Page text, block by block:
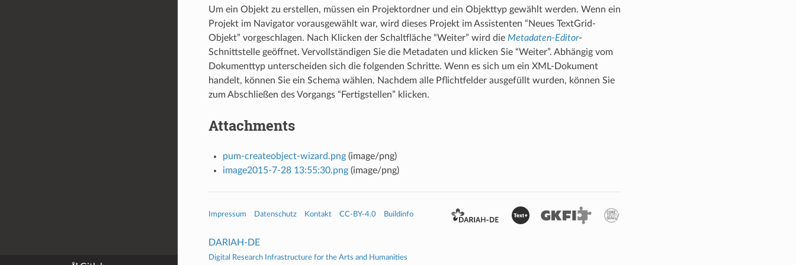
Um ein Objekt zu erstellen, müssen ein Projektordner und ein Objekttyp gewählt werden. Wenn ein
Projekt im Navigator vorausgewählt war, wird dieses Projekt im Assistenten “Neues TextGrid-
Objekt” vorgeschlagen. Nach Klicken der Schaltfläche “Weiter” wird die Metadaten-Editor-
Schnittstelle geöffnet. Vervollständigen Sie die Metadaten und klicken Sie “Weiter”. Abhängig vom
Dokumenttyp unterscheiden sich die folgenden Schritte. Wenn es sich um ein XML-Dokument
handelt, können Sie ein Schema wählen. Nachdem alle Pflichtfelder ausgefüllt wurden, können Sie
zum Abschließen des Vorgangs “Fertigstellen” klicken.
Attachments
pum-createobject-wizard.png(image/png)
image2015-7-28 13:55:30.png(image/png)
Impressum Datenschutz Kontakt CC-BY-4.0 Buildinfo
DARIAH-DE
Digital Research Infrastructure for the Arts and Humanities